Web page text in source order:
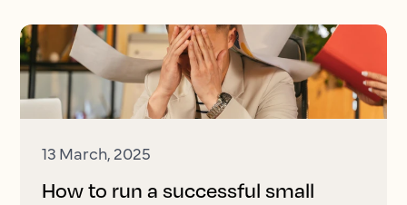
13 March, 2025
How to run a successful small